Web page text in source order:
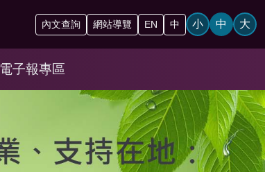
內文查詢 網站導覽 EN 中 小 中 大
電子報專區